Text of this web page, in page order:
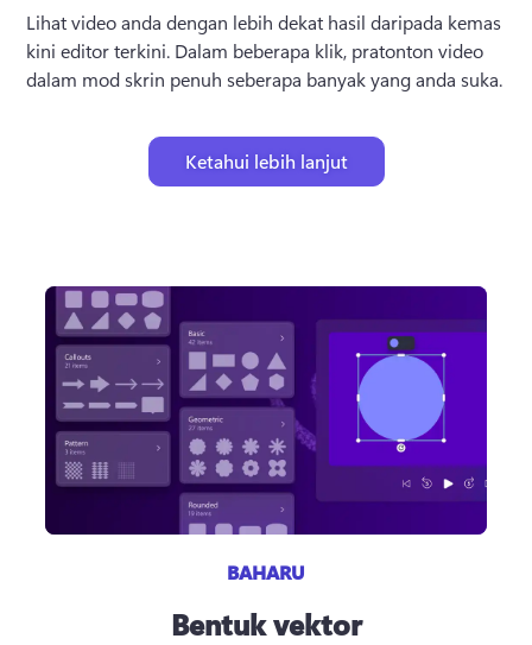
Lihat video anda dengan lebih dekat hasil daripada kemas
kini editor terkini. Dalam beberapa klik, pratonton video
dalam mod skrin penuh seberapa banyak yang anda suka.
Ketahui lebih lanjut
BAHARU
Bentuk vektor